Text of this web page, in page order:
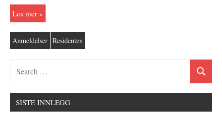
Les mer
Anmeldelser Residenten
SISTE INNLEGG